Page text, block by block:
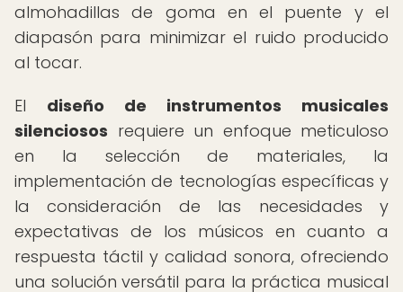
almohadillas de goma en el puente y el
diapasón para minimizar el ruido producido
al tocar.
El diseño de instrumentos musicales
silenciosos requiere un enfoque meticuloso
en la selección de materiales, la
implementación de tecnologías específicas y
la consideración de las necesidades y
expectativas de los músicos en cuanto a
respuesta táctil y calidad sonora, ofreciendo
una solución versátil para la práctica musical